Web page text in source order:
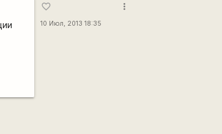
favorite_border
10 Июл, 2013 18:35
more_vert